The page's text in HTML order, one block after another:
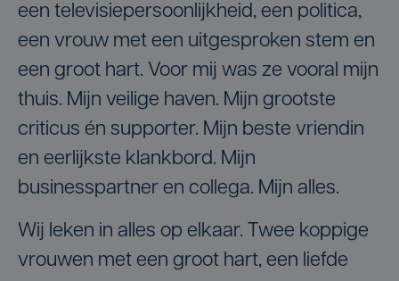
een televisiepersoonlijkheid, een politica,
een vrouw met een uitgesproken stem en
een groot hart. Voor mij was ze vooral mijn
thuis. Mijn veilige haven. Mijn grootste
criticus én supporter. Mijn beste vriendin
en eerlijkste klankbord. Mijn
businesspartner en collega. Mijn alles.
Wij leken in alles op elkaar. Twee koppige
vrouwen met een groot hart, een liefde